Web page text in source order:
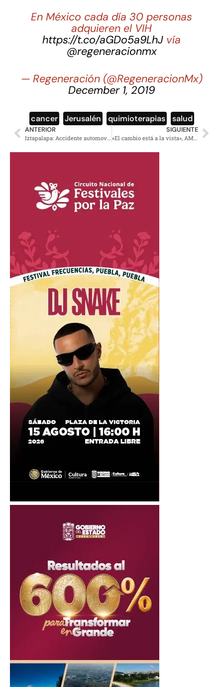
En México cada día 30 personas
adquieren el VIH
https://t.co/aGDo5a9LhJ vía
@regeneracionmx
— Regeneración (@RegeneracionMx)
December 1, 2019
cancer Jerusalén quimioterapias salud
ANTERIOR SIGUIENTE
«El cambio está a la vista», AMLO da cuenta al pueblo de México